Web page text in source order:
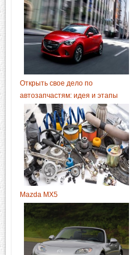
Открыть свое дело по
автозапчастям: идея и этапы
Mazda MX5